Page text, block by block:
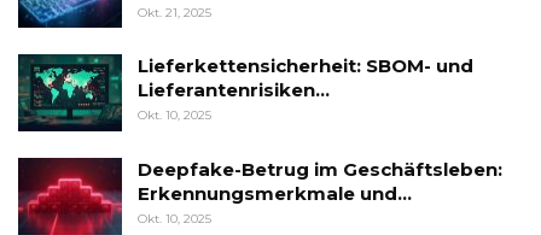
Okt. 21, 2025
Lieferkettensicherheit: SBOM- und
Lieferantenrisiken…
Okt. 10, 2025
Deepfake-Betrug im Geschäftsleben:
Erkennungsmerkmale und…
Okt. 10, 2025